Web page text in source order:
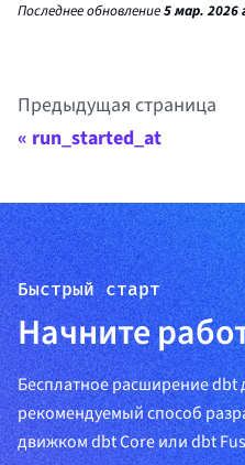
Последнее обновление5 мар. 2026
Предыдущая страница
run_started_at
Быстрый старт
Начните
Бесплатное расширение dbt
рекомендуемый способ
движком dbt Core или dbt